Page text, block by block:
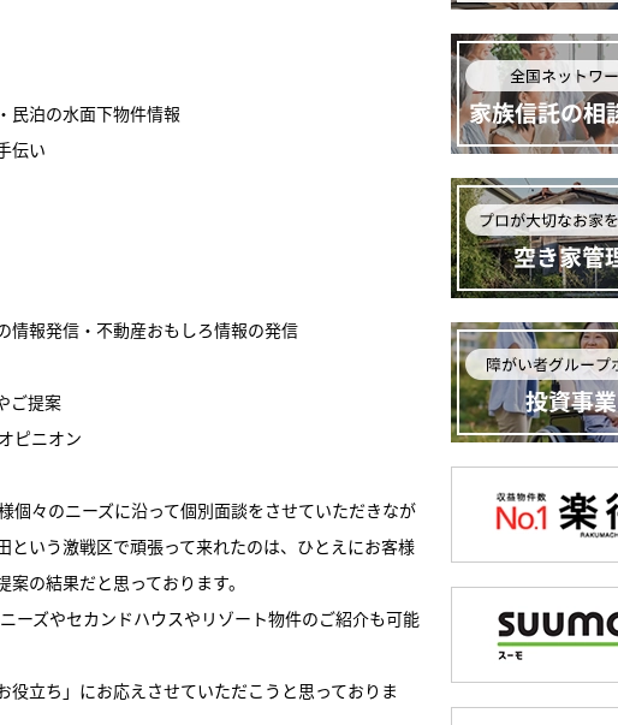
民泊の水面下物件情報
伝い
情報発信・不動産おもしろ情報の発信
ご提案
ピニオン
個々のニーズに沿って個別面談をさせていただきなが
いう激戦区で頑張って来れたのは、ひとえにお客様
の結果だと思っております。
ーズやセカンドハウスやリゾート物件のご紹介も可能
立ち」にお応えさせていただこうと思っておりま